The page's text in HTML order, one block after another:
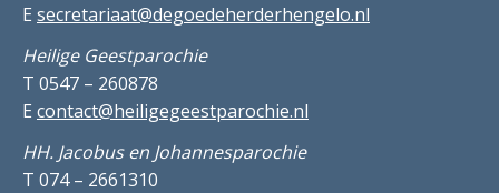
E secretariaat@degoedeherderhengelo.nl
Heilige Geestparochie
T 0547 – 260878
E contact@heiligegeestparochie.nl
HH. Jacobus en Johannesparochie
T 074 – 2661310